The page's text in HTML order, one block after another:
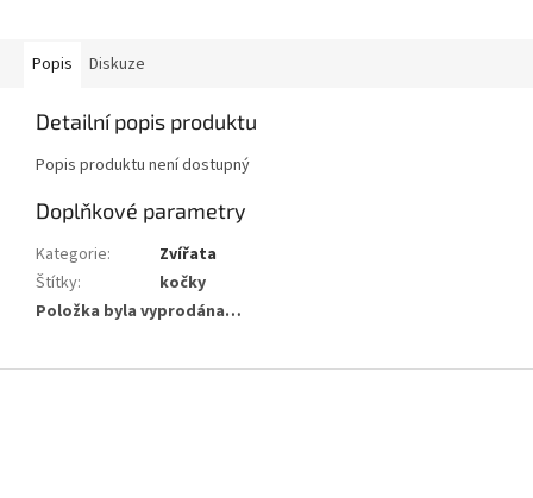
Popis Diskuze
Detailní popis produktu
Popis produktu není dostupný
Doplňkové parametry
Kategorie:
Zvířata
Štítky:
kočky
Položka byla vyprodána…